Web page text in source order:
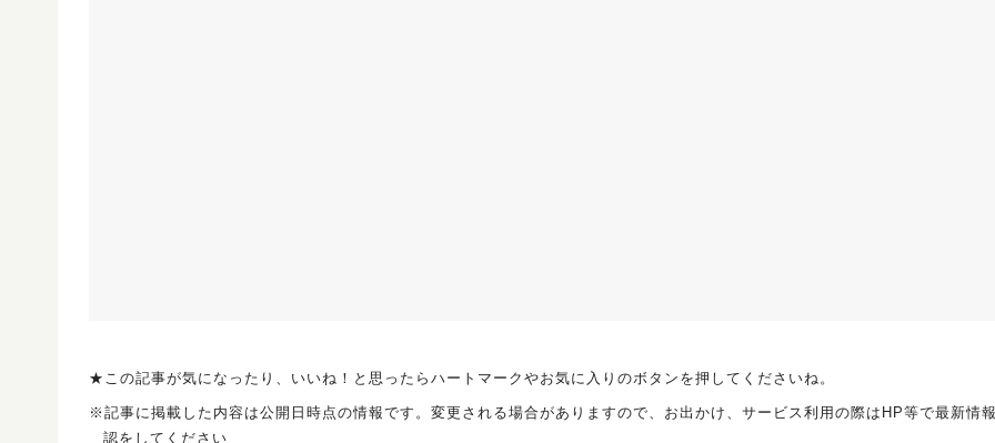
★この記事が気になったり、いいね！と思ったらハートマークやお気に入りのボタンを押してくださいね。
※記事に掲載した内容は公開日時点の情報です。変更される場合がありますので、お出かけ、サービス利用の際はHP等で最新情
認をしてください